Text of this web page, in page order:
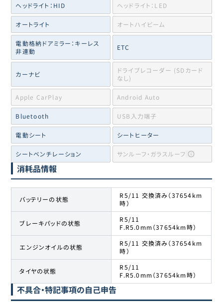
ヘッドライト：HID ヘッドライト：LED
オートライト オートハイビーム
電動格納ドアミラー：キーレス
非連動
ETC
カーナビ
ドライブレコーダー (SDカード
なし)
Apple CarPlay Android Auto
Bluetooth USB入力端子
電動シート シートヒーター
シートベンチレーション サンルーフ・ガラスルーフ
消耗品情報
バッテリーの状態
R5/11 交換済み（37654km
時）
ブレーキパッドの状態
R5/11
F.R5.0mm（37654km時）
エンジンオイルの状態
R5/11 交換済み（37654km
時）
タイヤの状態
R5/11
F.R5.0mm（37654km時）
不具合・特記事項の自己申告